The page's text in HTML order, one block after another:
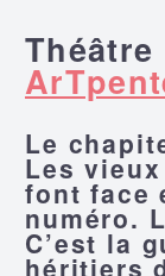
Théâtre
Le
Les
font face
numéro.
C’est la
héritiers